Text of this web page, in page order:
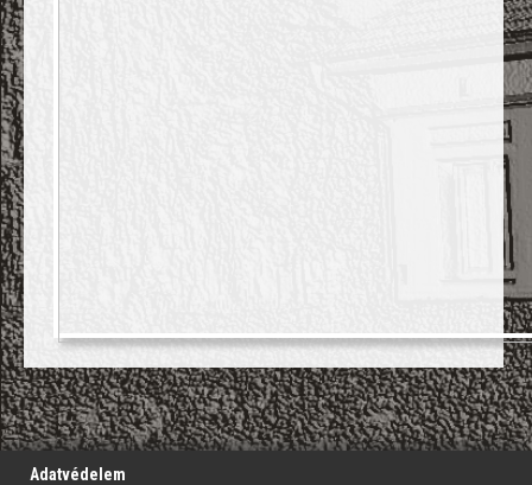
';
Adatvédelem